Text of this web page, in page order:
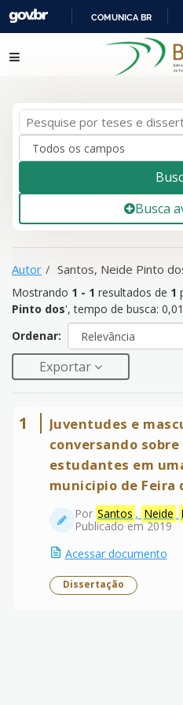
IR
COMUNICA BR
resultados de 1
Pinto dos
Pular para o conteúdo
Busca
Autor Santos, Neide Pinto
Mostrando 1 - 1 resultados de 1
Pinto dos', tempo de busca:
Ordenar:
Exportar
1
Juventudes e
conversando
estudantes em
municipio de Feira
Por Santos , Neide
Publicado em 2019
Acessar documento
Dissertação